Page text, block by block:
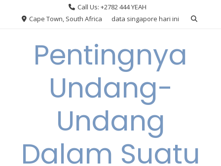
Call Us: +2782 444 YEAH
Cape Town, South Africa
data singapore hari ini
Pentingnya
Undang-
Undang
Dalam Suatu